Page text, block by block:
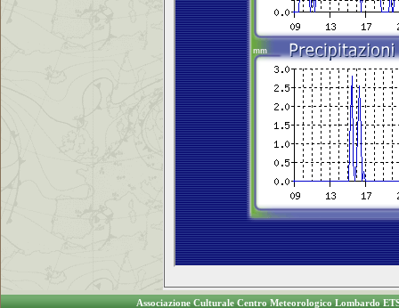
Associazione Culturale Centro Meteorologico Lombardo